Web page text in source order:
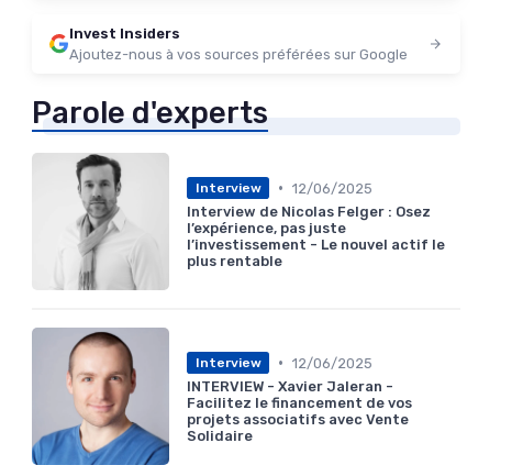
Invest Insiders
Ajoutez-nous à vos sources préférées sur Google
Parole d'experts
Interview • 12/06/2025
Interview de Nicolas Felger : Osez
l’expérience, pas juste
l’investissement - Le nouvel actif le
plus rentable
Interview • 12/06/2025
INTERVIEW - Xavier Jaleran -
Facilitez le financement de vos
projets associatifs avec Vente
Solidaire